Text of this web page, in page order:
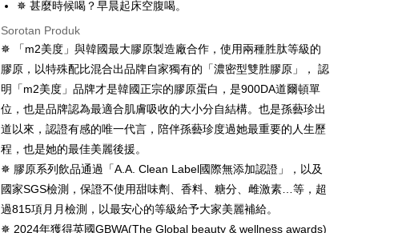
AFTEE
Kemudian
1. Dengan memilih AFTEE sebagai kaedah pembayaran, mesej
pengesahan AFTEE akan muncul.
2. Anda boleh meneruskan pembayaran selepas pengesahan SMS.
3. Tiada bayaran diperlukan apabila pesanan disahkan. Produk akan
dihantar ke alamat yang ditetapkan.
manakala ahli aplikasi akan menerima pemberitahuan tolak aplikasi
AFTEE.
5. Tiada bayaran diperlukan apabila anda menerima produk. Sila buat
pembayaran di empat kedai serbaneka utama, ATM atau perbankan
dalam talian dengan SMS pembayaran atau pemberitahuan tolak
aplikasi AFTEE.
Pemindahan ATM
全家付款取貨
NT$100/pesanan | Penghantaran percuma untuk pesanan
NT$600 atau lebih
NT$100/pesanan | Penghantaran percuma untuk pesanan
✵ 甚麼時候喝？早晨起床空腹喝。
Sorotan Produk
✵ 「m2美度」與韓國最大膠原製造廠合作，使用兩種胜肽等級的
膠原，以特殊配比混合出品牌自家獨有的「濃密型雙胜膠原」， 認
明「m2美度」品牌才是韓國正宗的膠原蛋白，是900DA道爾頓單
位，也是品牌認為最適合肌膚吸收的大小分自結構。也是孫藝珍出
道以來，認證有感的唯一代言，陪伴孫藝珍度過她最重要的人生歷
程，也是她的最佳美麗後援。
✵ 膠原系列飲品通過「A.A. Clean Label國際無添加認證」，以及
國家SGS檢測，保證不使用甜味劑、香料、糖分、雌激素…等，超
過815項月月檢測，以最安心的等級給予大家美麗補給。
✵ 2024年獲得英國GBWA(The Global beauty & wellness awards)